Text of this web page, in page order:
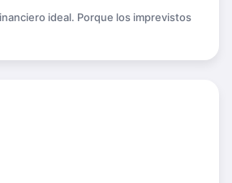
ideal. Porque los imprevistos